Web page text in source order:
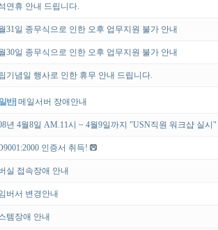
연휴 안내 드립니다.
31일 종무식으로 인한 오후 업무지원 불가 안내
30일 종무식으로 인한 오후 업무지원 불가 안내
기념일 행사로 인한 휴무 안내 드립니다.
반] 메일서버 장애안내
년 4월8일 AM.11시 ~ 4월9일까지 "USN직원 워크샵 실시"
인증서 취득!
실 접속장애 안내
버서 변경안내
템장애 안내